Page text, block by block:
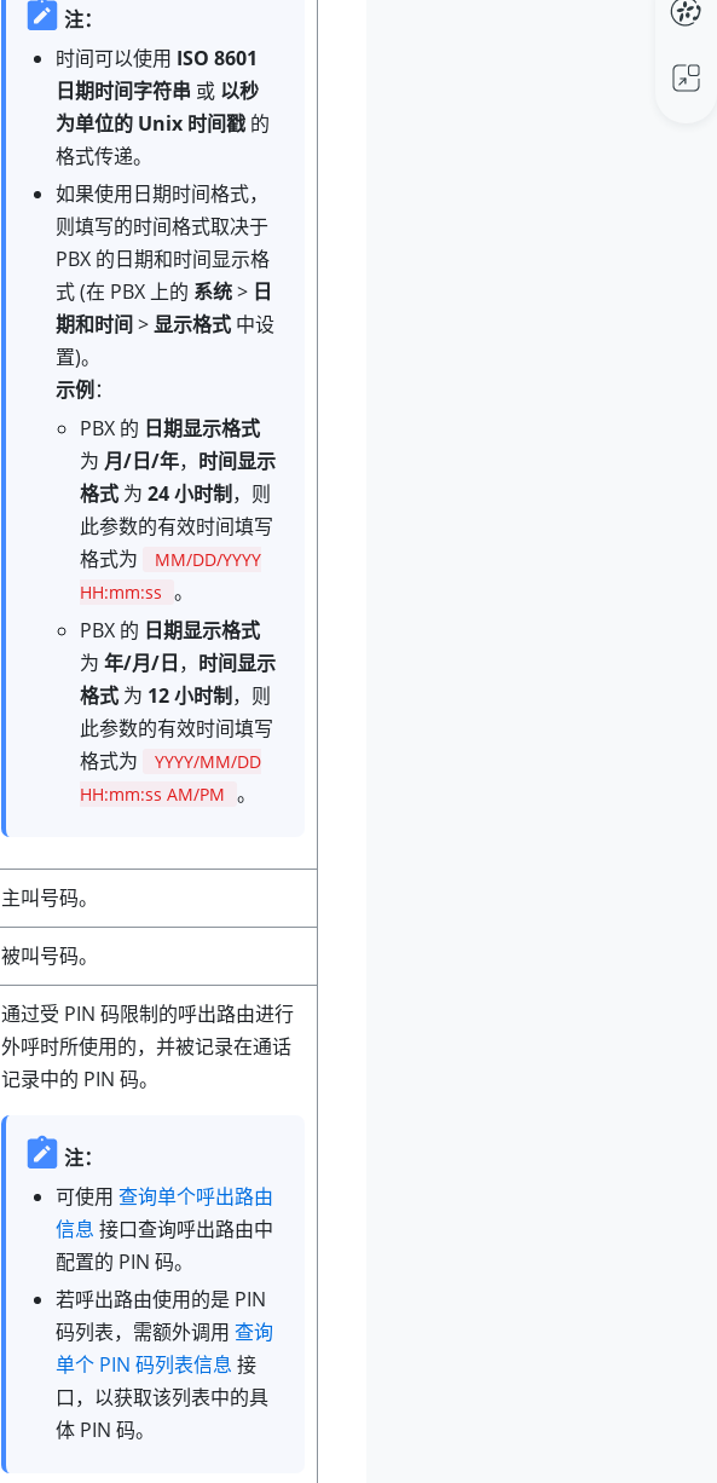
注：
时间可以使用 ISO 8601
日期时间字符串 或 以秒
为单位的 Unix 时间戳的
格式传递。
如果使用日期时间格式，
则填写的时间格式取决于
PBX 的日期和时间显示格
式 (在 PBX 上的 系统> 日
期和时间 >显示格式中设
置)。
示例 ：
PBX 的 日期显示格式
为 月/日/年， 时间显示
格式为 24 小时制 ，则
此参数的有效时间填写
格式为
MM/DD/YYYY
HH:mm:ss 。
PBX 的 日期显示格式
为 年/月/日， 时间显示
格式为 12 小时制 ，则
此参数的有效时间填写
格式为
YYYY/MM/DD
HH:mm:ss AM/PM 。
主叫号码。
被叫号码。
通过受 PIN 码限制的呼出路由进行
外呼时所使用的，并被记录在通话
记录中的 PIN 码。
注：
可使用 查询单个呼出路由
信息 接口查询呼出路由中
配置的 PIN 码。
若呼出路由使用的是 PIN
码列表，需额外调用 查询
单个 PIN 码列表信息 接
口，以获取该列表中的具
体 PIN 码。